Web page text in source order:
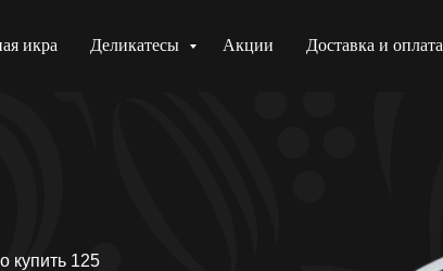
икра Деликатесы Акции Доставка и оплата
купить 125